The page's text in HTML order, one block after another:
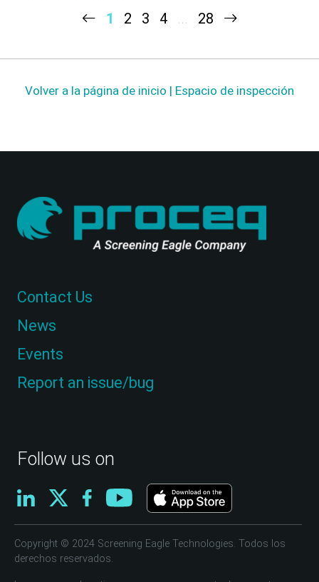
1 2 3 4 ... 28
Volver a la página de inicio | Espacio de inspección
Follow us on
Contact Us
News
Events
Report an issue/bug
Copyright © 2024 Screening Eagle Technologies. Todos los
derechos reservados.